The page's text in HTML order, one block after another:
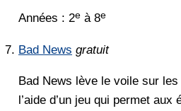
Années : 2e à 8e
Bad News gratuit
Bad News lève le voile sur
l’aide d’un jeu qui permet